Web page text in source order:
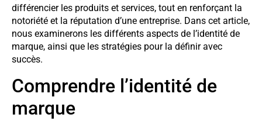
différencier les produits et services, tout en renforçant la
notoriété et la réputation d’une entreprise. Dans cet article,
nous examinerons les différents aspects de l’identité de
marque, ainsi que les stratégies pour la définir avec
succès.
Comprendre l’identité de
marque